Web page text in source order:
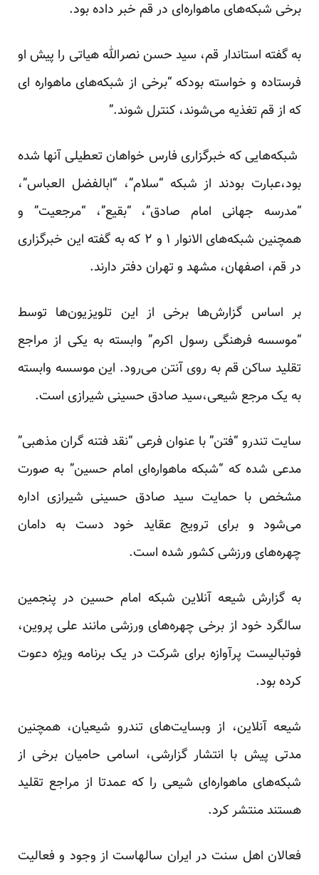
برخی شبکه‌های ماهواره‌ای در قم خبر داده بود.
به گفته استاندار قم، سید حسن نصرالله هیاتی را پیش او
فرستاده و خواسته بودکه “برخی از شبکه‌های ماهواره ای
که از قم تغذیه می‌شوند، کنترل شوند.”
شبکه‌هایی که خبرگزاری فارس خواهان تعطیلی آنها شده
بود،عبارت بودند از شبکه “سلام”، “ابالفضل العباس”،
“مدرسه جهانی امام صادق”، “بقیع”، “مرجعیت” و
همچنین شبکه‌های الانوار ۱ و ۲ که به گفته این خبرگزاری
در قم، اصفهان، مشهد و تهران دفتر دارند.
بر اساس گزارش‌ها برخی از این تلویزیون‌ها توسط
“موسسه فرهنگی رسول اکرم” وابسته به یکی از مراجع
تقلید ساکن قم به روی آنتن می‌رود. این موسسه وابسته
به یک مرجع شیعی،سید صادق حسینی شیرازی است.
سایت تندرو “فتن” با عنوان فرعی “نقد فتنه گران مذهبی”
مدعی شده که “شبکه ماهواره‌ای امام حسین” به صورت
مشخص با حمایت سید صادق حسینی شیرازی اداره
می‌شود و برای ترویج عقاید خود دست به دامان
چهره‌های ورزشی کشور شده است.
به گزارش شیعه آنلاین شبکه امام حسین در پنجمین
سالگرد خود از برخی چهره‌های ورزشی مانند علی پروین،
فوتبالیست پرآوازه برای شرکت در یک برنامه ویژه دعوت
کرده بود.
شیعه آنلاین، از وبسایت‌های تندرو شیعیان، همچنین
مدتی پیش با انتشار گزارشی، اسامی حامیان برخی از
شبکه‌های ماهواره‌ای شیعی را که عمدتا از مراجع تقلید
هستند منتشرکرد.
فعالان اهل سنت در ایران سالهاست از وجود و فعالیت